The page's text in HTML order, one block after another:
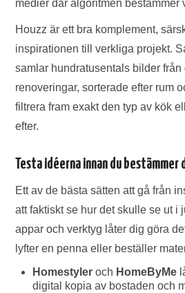
medier där algoritmen bestämmer
Houzz är ett bra komplement,
inspirationen till verkliga projekt.
samlar hundratusentals bilder från
renoveringar, sorterade efter rum
filtrera fram exakt den typ av kök
efter.
Testa idéerna innan du bestämmer
Ett av de bästa sätten att gå från
att faktiskt se hur det skulle se ut i
appar och verktyg låter dig göra
lyfter en penna eller beställer
Homestyler och HomeByMe
digital kopia av bostaden och